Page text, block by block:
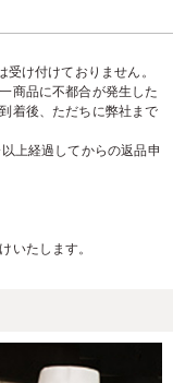
け付けておりません。
商品に不都合が発生した
着後、ただちに弊社まで
上経過してからの返品申
いたします。